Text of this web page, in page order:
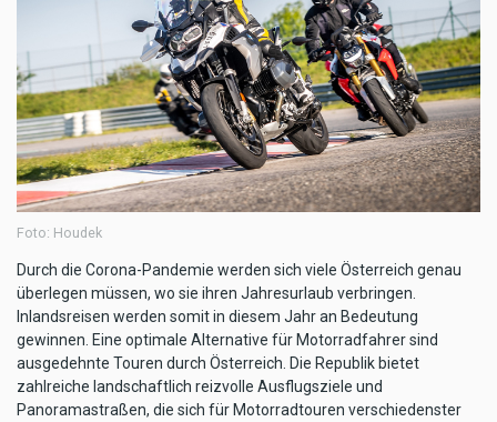
Foto: Houdek
Durch die Corona-Pandemie werden sich viele Österreich genau
überlegen müssen, wo sie ihren Jahresurlaub verbringen.
Inlandsreisen werden somit in diesem Jahr an Bedeutung
gewinnen. Eine optimale Alternative für Motorradfahrer sind
ausgedehnte Touren durch Österreich. Die Republik bietet
zahlreiche landschaftlich reizvolle Ausflugsziele und
Panoramastraßen, die sich für Motorradtouren verschiedenster